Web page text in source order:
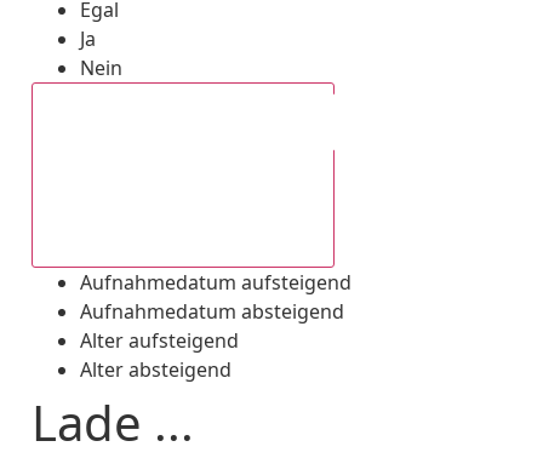
Egal
Ja
Nein
Aufnahmedatum aufsteigend
Aufnahmedatum absteigend
Alter aufsteigend
Alter absteigend
Lade ...